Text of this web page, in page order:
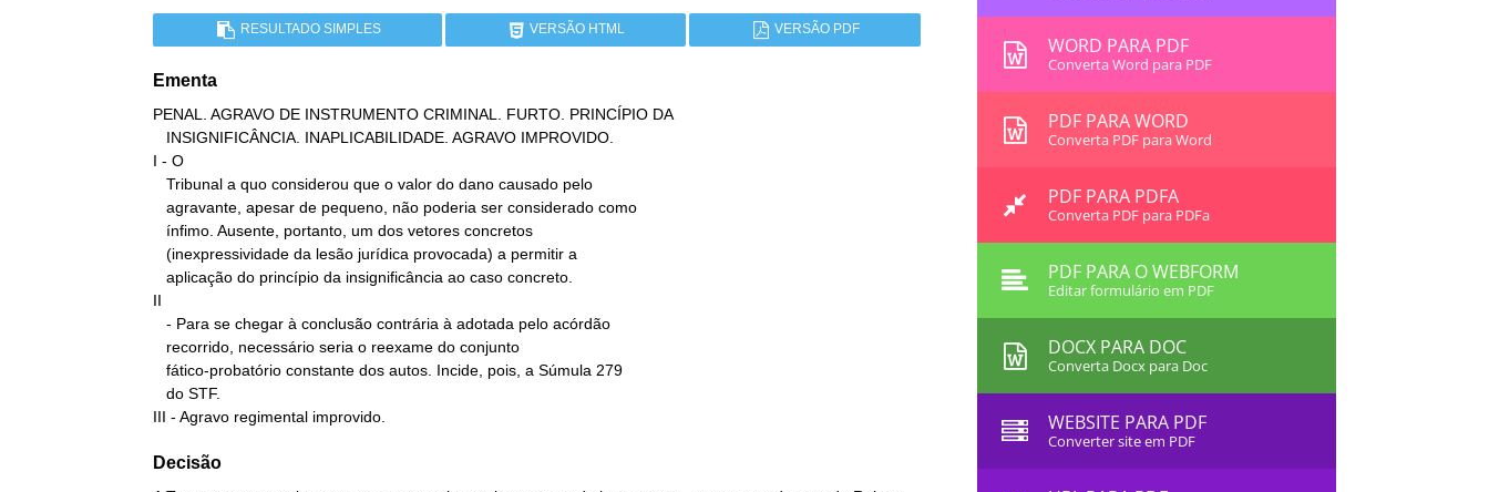
RESULTADO SIMPLES VERSÃO HTML VERSÃO PDF
Ementa
PENAL. AGRAVO DE INSTRUMENTO CRIMINAL. FURTO. PRINCÍPIO DA
I - O
II
III - Agravo regimental improvido.
Decisão
WORD PARA PDF
Converta Word para PDF
PDF PARA WORD
Converta PDF para Word
PDF PARA PDFA
Converta PDF para PDFa
PDF PARA O WEBFORM
Editar formulário em PDF
DOCX PARA DOC
Converta Docx para Doc
WEBSITE PARA PDF
Converter site em PDF